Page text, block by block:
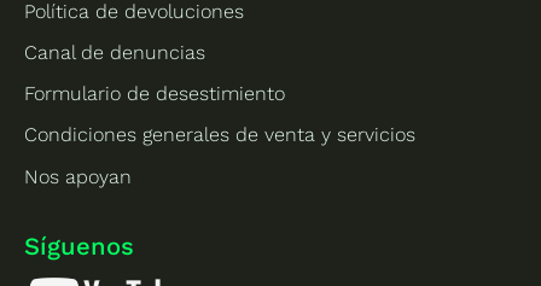
Política de devoluciones
Canal de denuncias
Formulario de desestimiento
Condiciones generales de venta y servicios
Nos apoyan
Síguenos